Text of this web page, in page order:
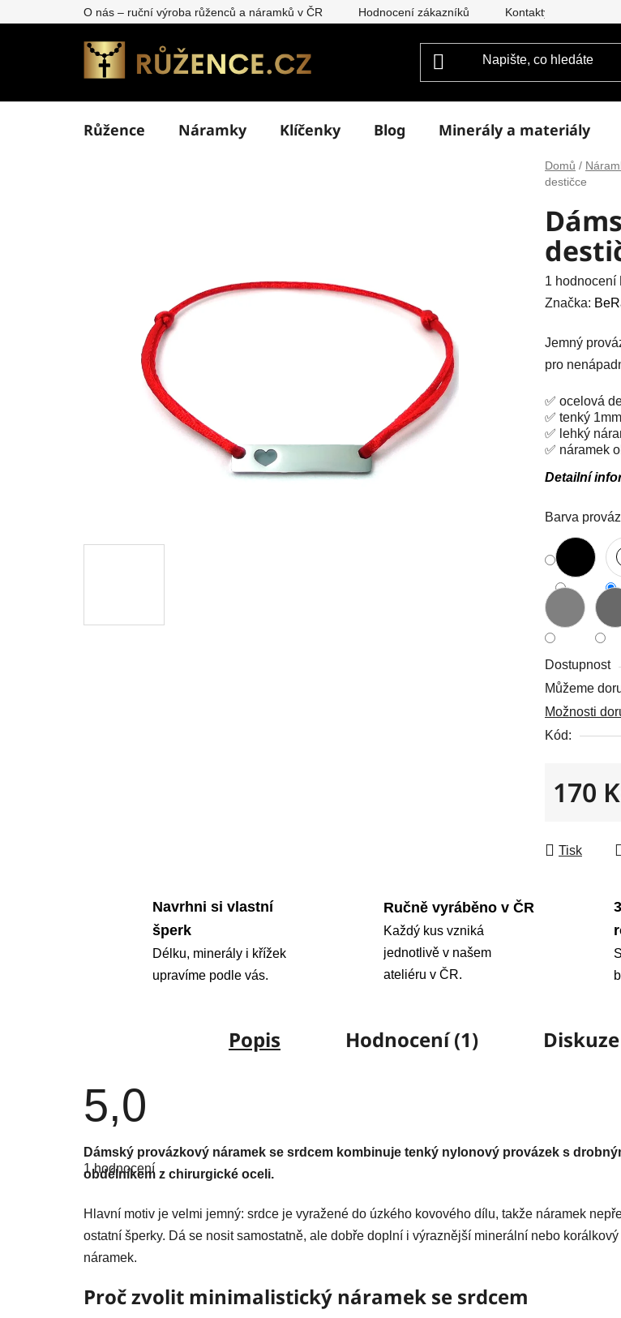
na
O nás – ruční výroba růženců a náramků v ČR Hodnocení zákazníků Kontakty
Růžence Náramky Klíčenky Blog Minerály a materiály
Domů /
destičce
Průměrné
hodnocení
je
5,0
hvězdiček.
1 hodnocení
Značka:
Jemný
pro
✅ ocelová
✅ tenký
✅ lehký
✅ náramek
Detailní
Barva
Dostupnost
Můžeme
Možnosti
Kód:
170
Tisk
Navrhni si vlastní
šperk
Délku, minerály i křížek
upravíme podle vás.
Ručně vyráběno v ČR
Každý kus vzniká
jednotlivě v našem
ateliéru v ČR.
Popis Hodnocení (1) Diskuze
5,0
Průměrné
hodnocení
produktu
z
5
hvězdiček.
1 hodnocení
Dámský provázkový náramek se srdcem kombinuje tenký nylonový provázek s
obdélníkem z chirurgické oceli.
Hlavní motiv je velmi jemný: srdce je vyražené do úzkého kovového dílu, takže náramek
ostatní šperky. Dá se nosit samostatně, ale dobře doplní i výraznější minerální nebo korálkový
náramek.
Proč zvolit minimalistický náramek se srdcem